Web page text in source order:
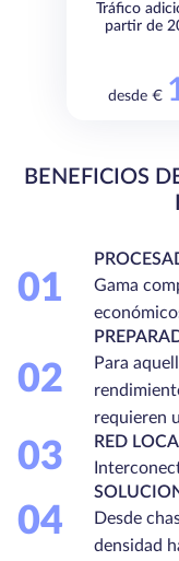
Tráfico
partir de
desde €
BENEFICIOS
01
Gama
02
Para
requieren
03
RED
04
Desde
densidad